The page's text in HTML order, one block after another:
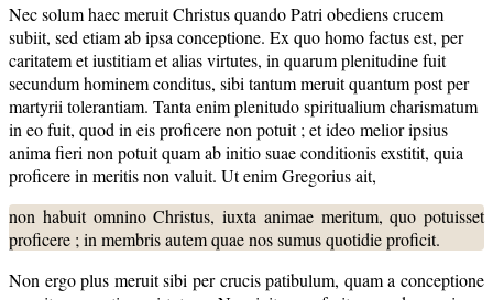
Nec solum haec meruit Christus quando Patri obediens crucem
subiit, sed etiam ab ipsa conceptione. Ex quo homo factus est, per
caritatem et iustitiam et alias virtutes, in quarum plenitudine fuit
secundum hominem conditus, sibi tantum meruit quantum post per
martyrii tolerantiam. Tanta enim plenitudo spiritualium charismatum
in eo fuit, quod in eis proficere non potuit ; et ideo melior ipsius
anima fieri non potuit quam ab initio suae conditionis exstitit, quia
proficere in meritis non valuit. Ut enim Gregorius ait,
non habuit omnino Christus, iuxta animae meritum, quo potuisset
proficere ; in membris autem quae nos sumus quotidie proficit.
Non ergo plus meruit sibi per crucis patibulum, quam a conceptione